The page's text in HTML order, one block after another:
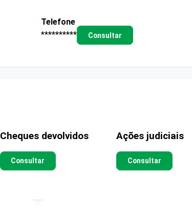
Telefone
**********
Consultar
Cheques devolvidos
Consultar
Ações judiciais
Consultar